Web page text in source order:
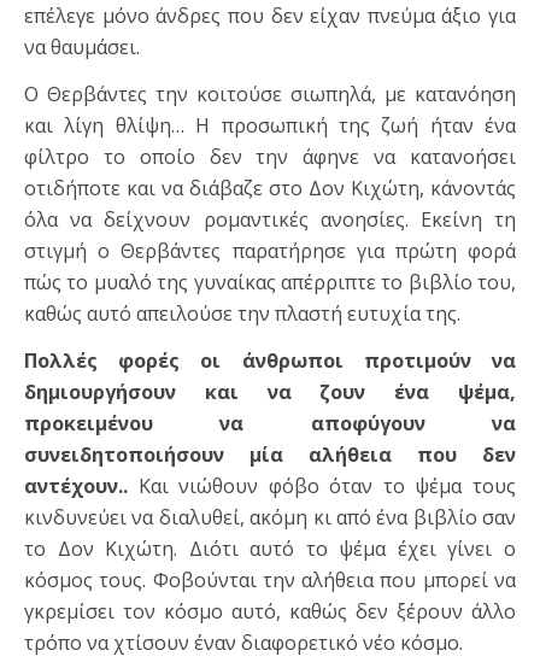
επέλεγε μόνο άνδρες που δεν είχαν πνεύμα άξιο για
να θαυμάσει.
Ο Θερβάντες την κοιτούσε σιωπηλά, με κατανόηση
και λίγη θλίψη… Η προσωπική της ζωή ήταν ένα
φίλτρο το οποίο δεν την άφηνε να κατανοήσει
οτιδήποτε και να διάβαζε στο Δον Κιχώτη, κάνοντάς
όλα να δείχνουν ρομαντικές ανοησίες. Εκείνη τη
στιγμή ο Θερβάντες παρατήρησε για πρώτη φορά
πώς το μυαλό της γυναίκας απέρριπτε το βιβλίο του,
καθώς αυτό απειλούσε την πλαστή ευτυχία της.
Πολλές φορές οι άνθρωποι προτιμούν να
δημιουργήσουν και να ζουν ένα ψέμα,
προκειμένου να αποφύγουν να
συνειδητοποιήσουν μία αλήθεια που δεν
αντέχουν.. Και νιώθουν φόβο όταν το ψέμα τους
κινδυνεύει να διαλυθεί, ακόμη κι από ένα βιβλίο σαν
το Δον Κιχώτη. Διότι αυτό το ψέμα έχει γίνει ο
κόσμος τους. Φοβούνται την αλήθεια που μπορεί να
γκρεμίσει τον κόσμο αυτό, καθώς δεν ξέρουν άλλο
τρόπο να χτίσουν έναν διαφορετικό νέο κόσμο.